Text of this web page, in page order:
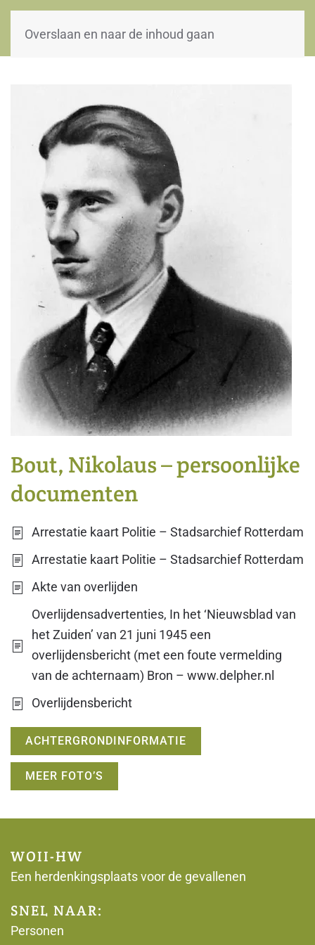
Overslaan en naar de inhoud gaan
WOII-HW
Bout, Nikolaus – persoonlijke
documenten
Arrestatie kaart Politie – Stadsarchief Rotterdam
Arrestatie kaart Politie – Stadsarchief Rotterdam
Akte van overlijden
Overlijdensadvertenties, In het ‘Nieuwsblad van
het Zuiden’ van 21 juni 1945 een
overlijdensbericht (met een foute vermelding
van de achternaam) Bron – www.delpher.nl
Overlijdensbericht
ACHTERGRONDINFORMATIE
MEER FOTO’S
WOII-HW
Een herdenkingsplaats voor de gevallenen
SNEL NAAR:
Personen